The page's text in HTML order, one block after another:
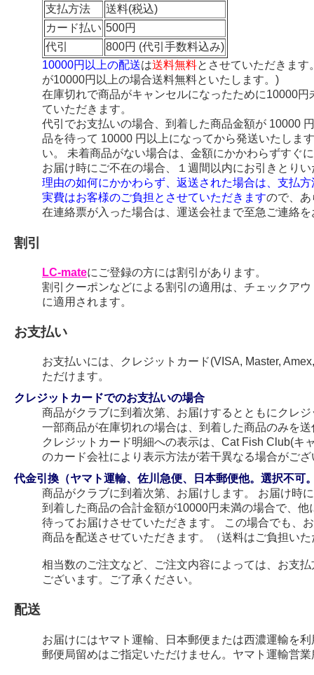
支払方法
送料(税込)
カード払い 500円
代引
800円 (代引手数料込み)
10000円以上の配送は送料無料とさせていただきま
が10000円以上の場合送料無料といたします。)
在庫切れで商品がキャンセルになったために10000
ていただきます。
代引でお支払いの場合、到着した商品金額が 10000
品を待って 10000 円以上になってから発送いたしま
い。 未着商品がない場合は、金額にかかわらずすぐ
お届け時にご不在の場合、１週間以内にお引きとり
理由の如何にかかわらず、返送された場合は、支払
実費はお客様のご負担とさせていただきますので、あ
在連絡票が入った場合は、運送会社まで至急ご連絡
割引
LC-mateにご登録の方には割引があります。
割引クーポンなどによる割引の適用は、チェックア
に適用されます。
お支払い
お支払いには、クレジットカード(VISA, Master,
ただけます。
クレジットカードでのお支払いの場合
商品がクラブに到着次第、お届けするとともにクレ
一部商品が在庫切れの場合は、到着した商品のみを
クレジットカード明細への表示は、Cat Fish Club(キ
のカード会社により表示方法が若干異なる場合がござ
代金引換（ヤマト運輸、佐川急便、日本郵便他。選択不可
商品がクラブに到着次第、お届けします。 お届け時
到着した商品の合計金額が10000円未満の場合で、
待ってお届けさせていただきます。 この場合でも、
商品を配送させていただきます。（送料はご負担い
相当数のご注文など、ご注文内容によっては、お支
ございます。ご了承ください。
配送
お届けにはヤマト運輸、日本郵便または西濃運輸を
郵便局留めはご指定いただけません。ヤマト運輸営